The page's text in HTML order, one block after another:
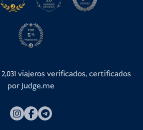
2,031 viajeros verificados, certificados
porJudge.me